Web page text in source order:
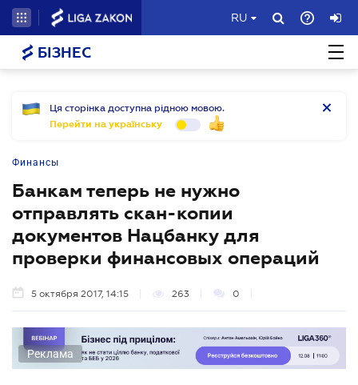
RU
БІЗНЕС
Ця сторінка доступна рідною мовою.
Перейти на українську
Финансы
Банкам теперь не нужно
отправлять скан-копии
документов Нацбанку для
проверки финансовых операций
5 октября 2017, 14:15 263 0
Реклама